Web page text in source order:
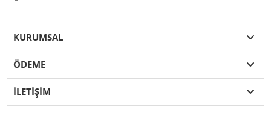
KURUMSAL
ÖDEME
İLETİŞİM